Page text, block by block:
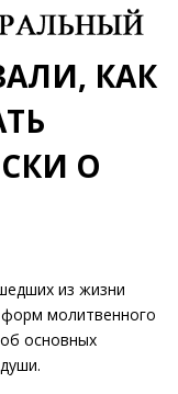
КАК
О
из жизни
молитвенного
основных